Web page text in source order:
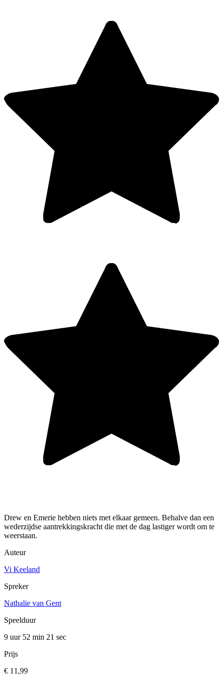
Drew en Emerie hebben niets met elkaar gemeen. Behalve dan een
wederzijdse aantrekkingskracht die met de dag lastiger wordt om te
weerstaan.
Auteur
Vi Keeland
Spreker
Nathalie van Gent
Speelduur
9 uur 52 min 21 sec
Prijs
€ 11,99